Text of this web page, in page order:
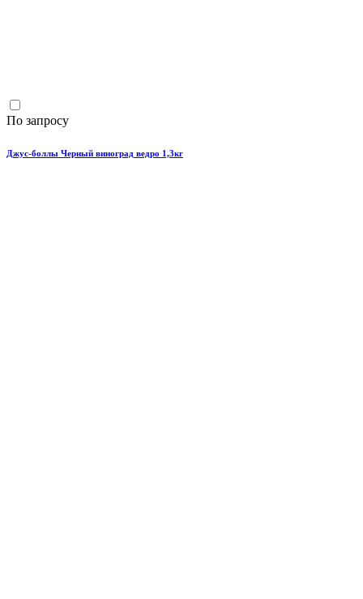
По запросу
Джус-боллы Черный виноград ведро 1,3кг